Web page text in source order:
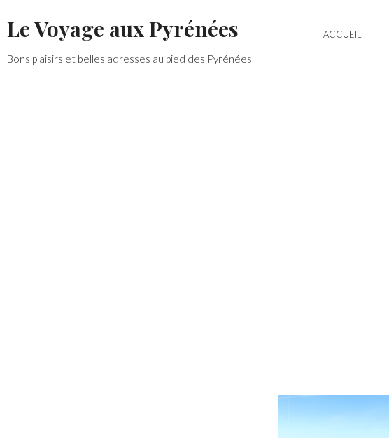
to
content
ACCUEIL
Le Voyage aux Pyrénées
Bons plaisirs et belles adresses au pied des Pyrénées